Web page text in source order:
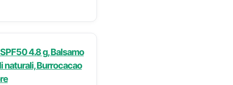
4.8 g, Balsamo
naturali, Burrocacao